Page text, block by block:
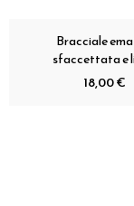
Bracciale
sfaccettata e
18,00 €